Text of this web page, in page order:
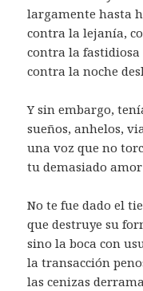
largamente hasta
contra la lejanía,
contra la fastidiosa
contra la noche
Y sin embargo,
sueños, anhelos,
una voz que no
tu demasiado
No te fue dado el
que destruye su
sino la boca con
la transacción
las cenizas